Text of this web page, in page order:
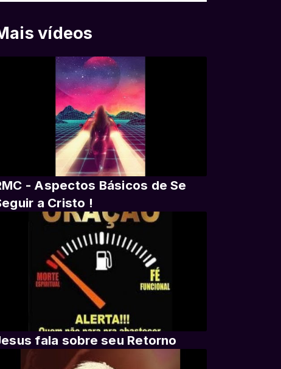
vídeos
- Aspectos Básicos de Se
a Cristo !
fala sobre seu Retorno